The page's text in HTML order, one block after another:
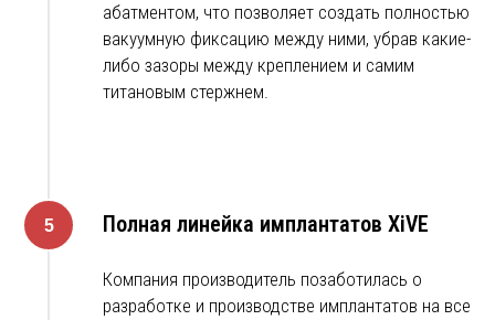
абатментом, что позволяет создать полностью
вакуумную фиксацию между ними, убрав какие-
либо зазоры между креплением и самим
титановым стержнем.
Полная линейка имплантатов XiVE
Компания производитель позаботилась о
разработке и производстве имплантатов на все